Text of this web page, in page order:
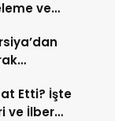
ve
Etti? İşte
ve İlber